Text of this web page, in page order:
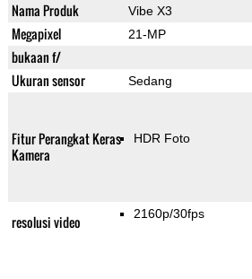
Nama Produk Vibe X3
Megapixel 21-MP
bukaan f/
Ukuran sensor Sedang
Fitur Perangkat Keras
Kamera
HDR Foto
resolusi video 2160p/30fps